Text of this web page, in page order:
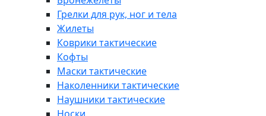
Грелки для рук, ног и тела
Жилеты
Коврики тактические
Кофты
Маски тактические
Наколенники тактические
Наушники тактические